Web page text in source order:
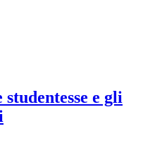
e gli